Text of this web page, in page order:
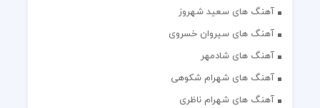
آهنگ های سعید شهروز
آهنگ های سیروان خسروی
آهنگ های شادمهر
آهنگ های شهرام شکوهی
آهنگ های شهرام ناظری